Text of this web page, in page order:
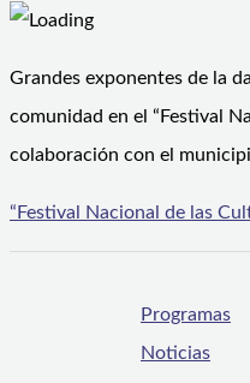
Grandes exponentes de la
comunidad en el “Festival
colaboración con el
“Festival Nacional de las
Programas
Noticias